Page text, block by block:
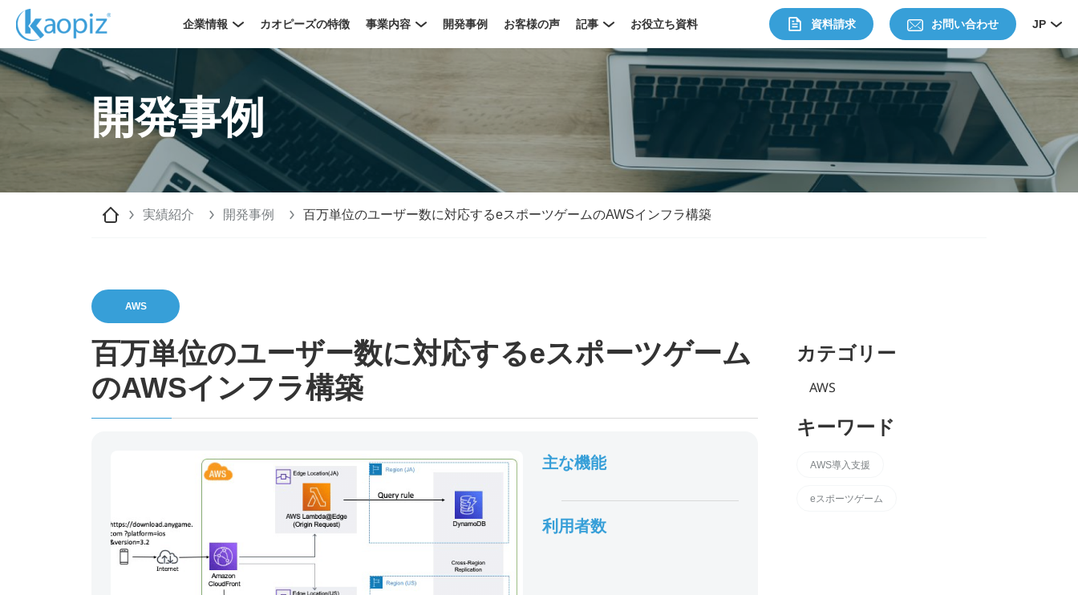
企業情報 カオピーズの特徴 事業内容 開発事例 お客様の声 記事 お役立ち資料 JP
資料請求 お問い合わせ
開発事例
実績紹介 開発事例 百万単位のユーザー数に対応するeスポーツゲームのAWSインフラ構築
AWS
百万単位のユーザー数に対応するeスポーツゲーム
のAWSインフラ構築
主な機能
利用者数
カテゴリー
AWS
キーワード
AWS導入支援
eスポーツゲーム